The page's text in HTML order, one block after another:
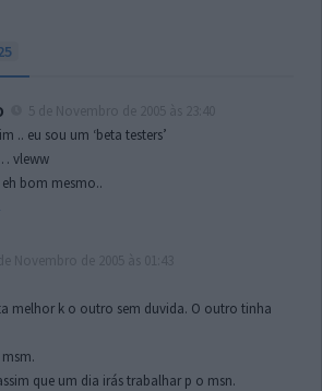
.. eu sou um ‘beta testers’
vleww
bom mesmo..
melhor k o outro sem duvida. O outro tinha
que um dia irás trabalhar p o msn.